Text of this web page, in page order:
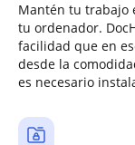
Mantén tu trabajo
tu ordenador.
facilidad que en
desde la
es necesario